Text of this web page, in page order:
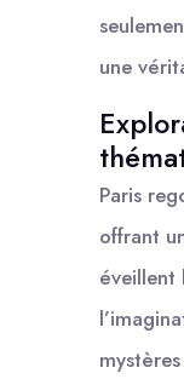
une
Paris
offrant
éveillent